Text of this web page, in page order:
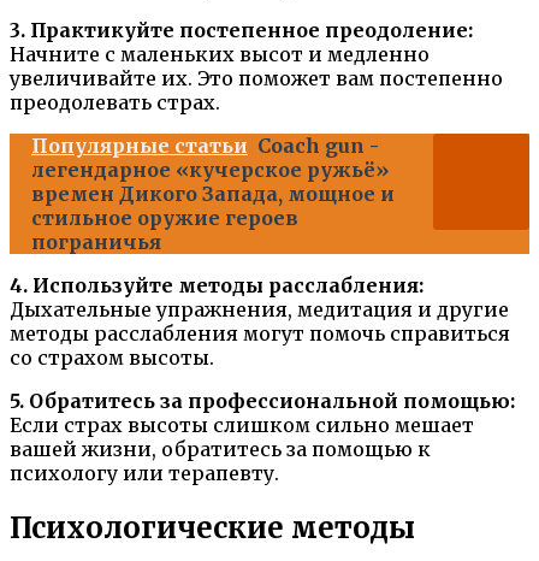
3. Практикуйте постепенное преодоление:
Начните с маленьких высот и медленно
увеличивайте их. Это поможет вам постепенно
преодолевать страх.
Популярные статьи Coach gun -
легендарное «кучерское ружьё»
времен Дикого Запада, мощное и
стильное оружие героев
пограничья
4. Используйте методы расслабления:
Дыхательные упражнения, медитация и другие
методы расслабления могут помочь справиться
со страхом высоты.
5. Обратитесь за профессиональной помощью:
Если страх высоты слишком сильно мешает
вашей жизни, обратитесь за помощью к
психологу или терапевту.
Психологические методы